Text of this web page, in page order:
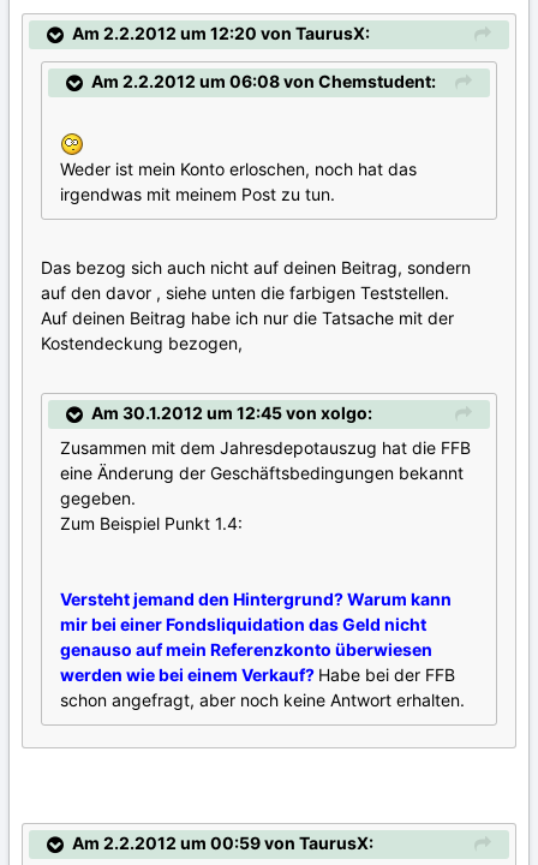
Am 2.2.2012 um 12:20 von TaurusX:
Am 2.2.2012 um 06:08 von Chemstudent:
Weder ist mein Konto erloschen, noch hat das
irgendwas mit meinem Post zu tun.
Das bezog sich auch nicht auf deinen Beitrag, sondern
auf den davor , siehe unten die farbigen Teststellen.
Auf deinen Beitrag habe ich nur die Tatsache mit der
Kostendeckung bezogen,
Am 30.1.2012 um 12:45 von xolgo:
Zusammen mit dem Jahresdepotauszug hat die FFB
eine Änderung der Geschäftsbedingungen bekannt
gegeben.
Zum Beispiel Punkt 1.4:
Versteht jemand den Hintergrund? Warum kann
mir bei einer Fondsliquidation das Geld nicht
genauso auf mein Referenzkonto überwiesen
werden wie bei einem Verkauf? Habe bei der FFB
schon angefragt, aber noch keine Antwort erhalten.
Am 2.2.2012 um 00:59 von TaurusX: